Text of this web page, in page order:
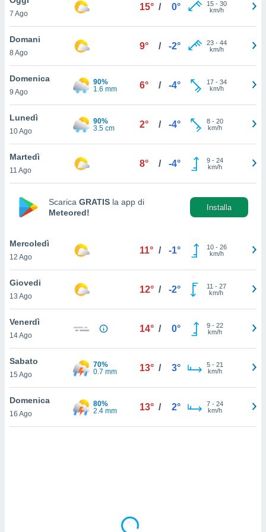
è
al sito
di
ci
di
il
un
la
nella
cookie
il tuo
in
a piè
del
7 Ago
15° / 0° 15- 30
km/h
Domani
8 Ago
9° / -2° 23- 44
km/h
Domenica
9 Ago
90%
1.6 mm
6° / -4° 17- 34
km/h
Lunedì
10 Ago
90%
3.5 cm
2° / -4° 8- 20
km/h
Martedì
11 Ago
8° / -4° 9- 24
km/h
Scarica GRATIS la app di
Meteored!
Installa
Mercoledì
12 Ago
11° / -1° 10- 26
km/h
Giovedi
13 Ago
12° / -2° 11 - 27
km/h
Venerdì
14 Ago
14° / 0° 9- 22
km/h
Sabato
15 Ago
70%
0.7 mm
13° / 3° 5- 21
km/h
Domenica
16 Ago
80%
2.4 mm
13° / 2° 7- 24
km/h